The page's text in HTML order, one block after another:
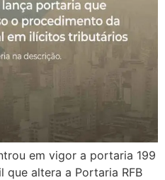
em vigor a portaria 199
que altera a Portaria RFB